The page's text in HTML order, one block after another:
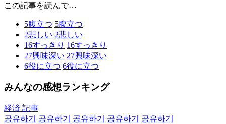
この記事を読んで…
5腹立つ 5腹立つ
2悲しい 2悲しい
16すっきり 16すっきり
27興味深い 27興味深い
6役に立つ 6役に立つ
みんなの感想ランキング
経済 記事
공유하기
공유하기 공유하기 공유하기
공유하기